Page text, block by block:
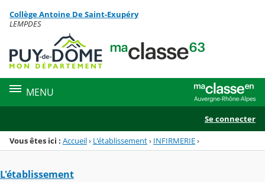
Menu de la rubrique
Contenu
Collège Antoine De Saint-Exupéry
LEMPDES
MENU
Se connecter
Vous êtes ici : Accueil› L'établissement› INFIRMERIE›
L'établissement